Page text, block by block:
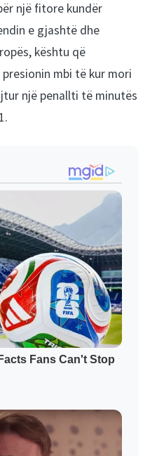
një fitore kundër
e gjashtë dhe
kështu që
mbi të kur mori
një penallti të minutës